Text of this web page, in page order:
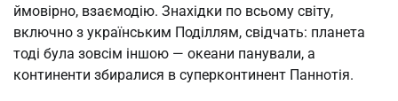
ймовірно, взаємодію. Знахідки по всьому світу,
включно з українським Поділлям, свідчать: планета
тоді була зовсім іншою — океани панували, а
континенти збиралися в суперконтинент Паннотія.